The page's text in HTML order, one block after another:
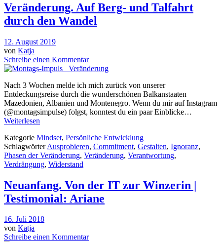
Veränderung. Auf Berg- und Talfahrt
durch den Wandel
12. August 2019
von Katja
Schreibe einen Kommentar
Nach 3 Wochen melde ich mich zurück von unserer
Entdeckungsreise durch die wunderschönen Balkanstaaten
Mazedonien, Albanien und Montenegro. Wenn du mir auf Instagram
(@montagsimpulse) folgst, konntest du ein paar Einblicke…
Weiterlesen
Kategorie Mindset, Persönliche Entwicklung
SchlagwörterAusprobieren, Commitment, Gestalten, Ignoranz,
Phasen der Veränderung, Veränderung, Verantwortung,
Verdrängung, Widerstand
Neuanfang. Von der IT zur Winzerin |
Testimonial: Ariane
16. Juli 2018
von Katja
Schreibe einen Kommentar